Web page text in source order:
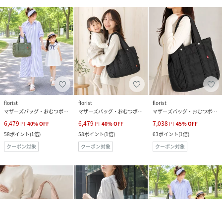
florist
マザーズバッグ・おむつポーチ
6,479 円 40%OFF
58ポイント(1倍)
クーポン対象
florist
マザーズバッグ・おむつポーチ
6,479 円 40%OFF
58ポイント(1倍)
クーポン対象
florist
マザーズバッグ・おむつポーチ
7,038 円 45%OFF
63ポイント(1倍)
クーポン対象